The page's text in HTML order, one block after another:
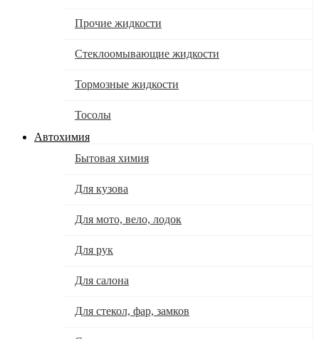
Прочие жидкости
Стеклоомывающие жидкости
Тормозные жидкости
Тосолы
Автохимия
Бытовая химия
Для кузова
Для мото, вело, лодок
Для рук
Для салона
Для стекол, фар, замков